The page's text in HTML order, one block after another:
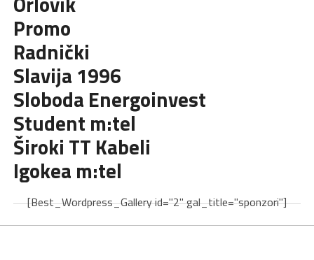
Promo
Radnički
Slavija 1996
Sloboda Energoinvest
Student m:tel
Široki TT Kabeli
Igokea m:tel
[Best_Wordpress_Gallery id="2" gal_title="sponzori"]